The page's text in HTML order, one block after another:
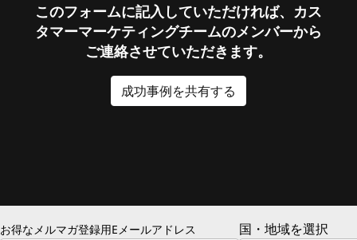
このフォームに記入していただければ、カス
タマーマーケティングチームのメンバーから
ご連絡させていただきます。
成功事例を共有する
お得なメルマガ登録用Eメールアドレス 国・地域を選択